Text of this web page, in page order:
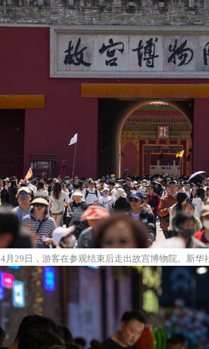
4月29日，游客在参观结束后走出故宫博物院。新华